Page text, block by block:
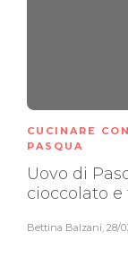
CUCINARE
PASQUA
Uovo di
cioccolato e
Bettina Balzani, 28/